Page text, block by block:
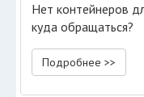
Нет контейнеров
куда обращаться?
Подробнее >>